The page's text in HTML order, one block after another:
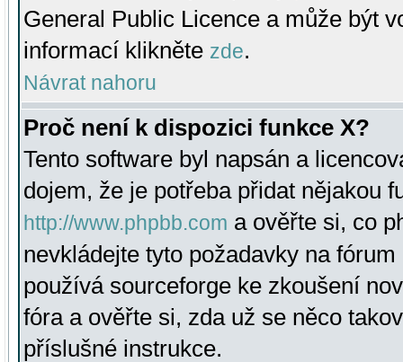
General Public Licence a může být
informací klikněte zde.
Návrat nahoru
Proč není k dispozici funkce X?
Tento software byl napsán a
dojem, že je potřeba přidat nějakou
http://www.phpbb.com a ověřte si, co
nevkládejte tyto požadavky na
používá sourceforge ke zkoušení
fóra a ověřte si, zda už se něco
příslušné instrukce.